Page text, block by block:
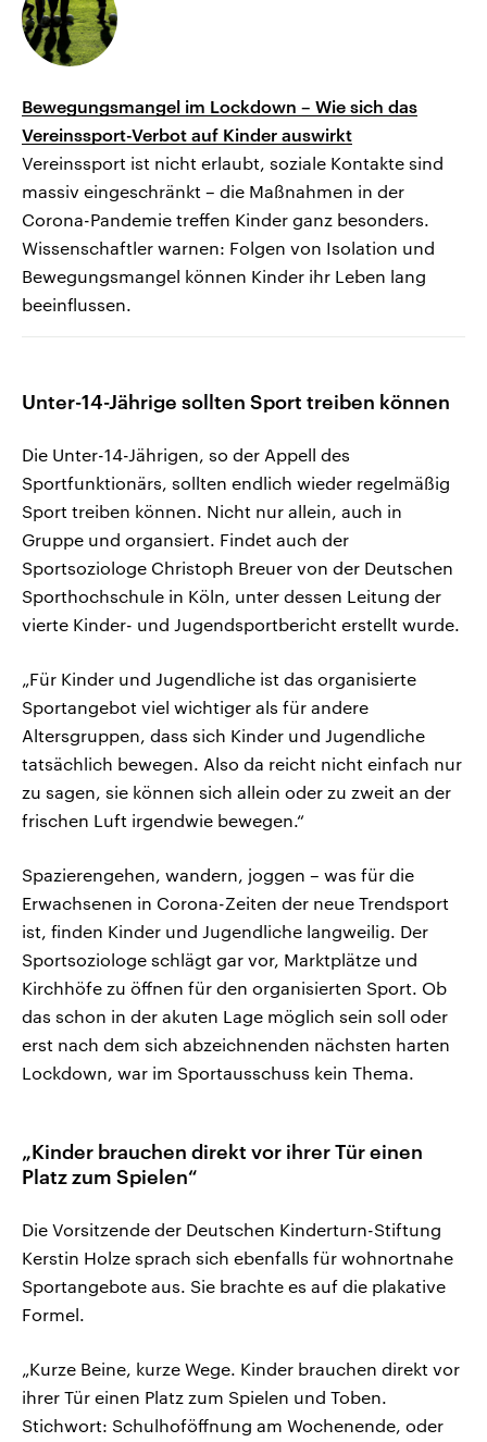
Bewegungsmangel im Lockdown – Wie sich das
Vereinssport-Verbot auf Kinder auswirkt
Vereinssport ist nicht erlaubt, soziale Kontakte sind
massiv eingeschränkt – die Maßnahmen in der
Corona-Pandemie treffen Kinder ganz besonders.
Wissenschaftler warnen: Folgen von Isolation und
Bewegungsmangel können Kinder ihr Leben lang
beeinflussen.
Unter-14-Jährige sollten Sport treiben können
Die Unter-14-Jährigen, so der Appell des
Sportfunktionärs, sollten endlich wieder regelmäßig
Sport treiben können. Nicht nur allein, auch in
Gruppe und organsiert. Findet auch der
Sportsoziologe Christoph Breuer von der Deutschen
Sporthochschule in Köln, unter dessen Leitung der
vierte Kinder- und Jugendsportbericht erstellt wurde.
„Für Kinder und Jugendliche ist das organisierte
Sportangebot viel wichtiger als für andere
Altersgruppen, dass sich Kinder und Jugendliche
tatsächlich bewegen. Also da reicht nicht einfach nur
zu sagen, sie können sich allein oder zu zweit an der
frischen Luft irgendwie bewegen.“
Spazierengehen, wandern, joggen – was für die
Erwachsenen in Corona-Zeiten der neue Trendsport
ist, finden Kinder und Jugendliche langweilig. Der
Sportsoziologe schlägt gar vor, Marktplätze und
Kirchhöfe zu öffnen für den organisierten Sport. Ob
das schon in der akuten Lage möglich sein soll oder
erst nach dem sich abzeichnenden nächsten harten
Lockdown, war im Sportausschuss kein Thema.
„Kinder brauchen direkt vor ihrer Tür einen
Platz zum Spielen“
Die Vorsitzende der Deutschen Kinderturn-Stiftung
Kerstin Holze sprach sich ebenfalls für wohnortnahe
Sportangebote aus. Sie brachte es auf die plakative
Formel.
„Kurze Beine, kurze Wege. Kinder brauchen direkt vor
ihrer Tür einen Platz zum Spielen und Toben.
Stichwort: Schulhoföffnung am Wochenende, oder